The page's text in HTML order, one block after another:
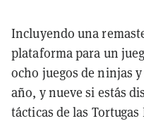
Incluyendo una
plataforma para un
ocho juegos de ninjas
año, y nueve si estás
tácticas de las Tortugas